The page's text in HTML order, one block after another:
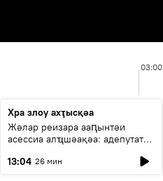
03:00
Хра злоу ахҭысқәа
Жәлар реизара ааԥынтәи
асессиа алҵшәақәа: адепутат
13:04 26 мин